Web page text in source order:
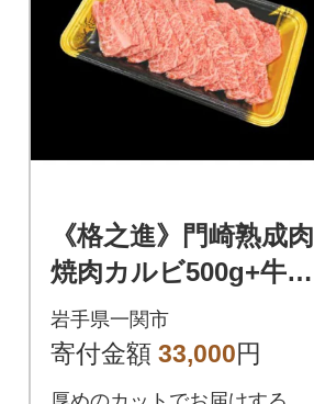
《格之進》門崎熟成肉
焼肉カルビ500g+牛醤
1本
岩手県一関市
寄付金額 33,000円